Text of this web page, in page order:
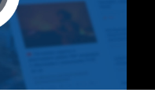
Video